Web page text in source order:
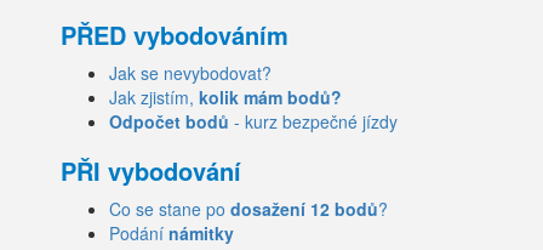
PŘED vybodováním
Jak se nevybodovat?
Jak zjistím, kolik mám bodů?
Odpočet bodů - kurz bezpečné jízdy
PŘI vybodování
Co se stane po dosažení 12 bodů?
Podání námitky